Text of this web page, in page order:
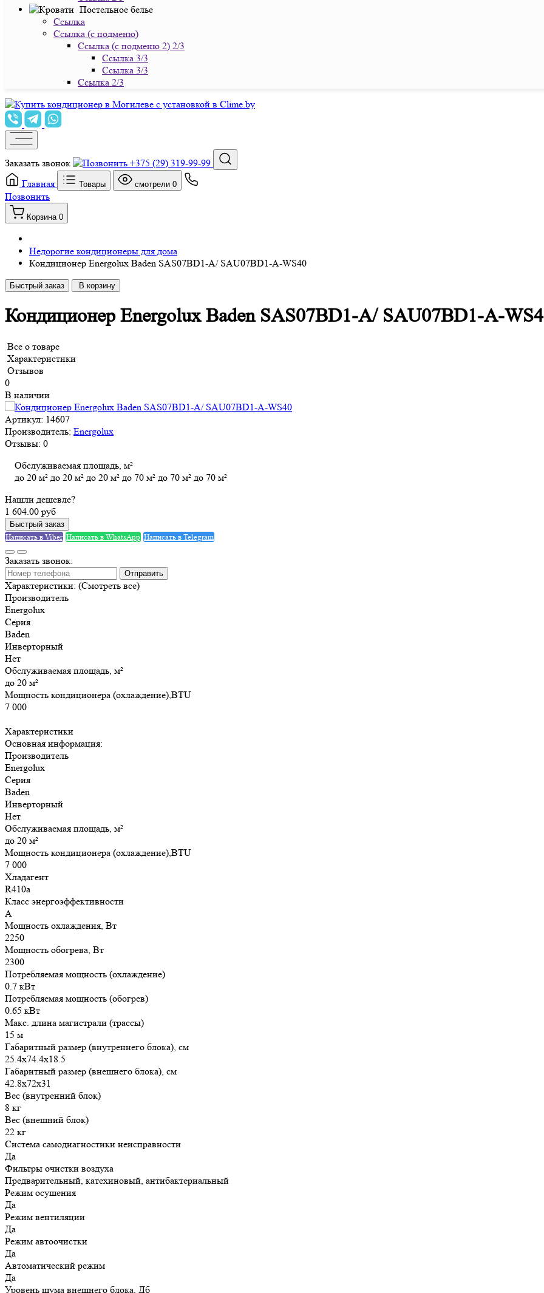
Постельное белье
Ссылка
Ссылка (с подменю)
Ссылка (с подменю 2) 2/3
Ссылка 3/3
Ссылка 3/3
Ссылка 2/3
Заказать звонок
+375 (29) 319-99-99
Главная
Товары смотрели 0
Позвонить
Корзина 0
Недорогие кондиционеры для дома
Кондиционер Energolux Baden SAS07BD1-A/ SAU07BD1-A-WS40
Быстрый заказ В корзину
Кондиционер Energolux Baden SAS07BD1-A/ SAU07BD1-A-
Все о товаре
Характеристики
Отзывов
0
В наличии
Артикул: 14607
Производитель: Energolux
Отзывы: 0
Обслуживаемая площадь, м²
до 20 м² до 20 м² до 20 м² до 70 м² до 70 м² до 70 м²
Нашли дешевле?
1 604.00 руб
Быстрый заказ
Написать в Viber Написать в WhatsApp Написать в Telegram
Заказать звонок:
Отправить
Характеристики: (Смотреть все)
Производитель
Energolux
Серия
Baden
Инверторный
Нет
Обслуживаемая площадь, м²
до 20 м²
Мощность кондиционера (охлаждение),BTU
7 000
Характеристики
Основная информация:
Производитель
Energolux
Серия
Baden
Инверторный
Нет
Обслуживаемая площадь, м²
до 20 м²
Мощность кондиционера (охлаждение),BTU
7 000
Хладагент
R410a
Класс энергоэффективности
A
Мощность охлаждения, Вт
2250
Мощность обогрева, Вт
2300
Потребляемая мощность (охлаждение)
0.7 кВт
Потребляемая мощность (обогрев)
0.65 кВт
Макс. длина магистрали (трассы)
15 м
Габаритный размер (внутреннего блока), см
25.4х74.4х18.5
Габаритный размер (внешнего блока), см
42.8х72х31
Вес (внутренний блок)
8 кг
Вес (внешний блок)
22 кг
Система самодиагностики неисправности
Да
Фильтры очистки воздуха
Предварительный, катехиновый, антибактериальный
Режим осушения
Да
Режим вентиляции
Да
Режим автоочистки
Да
Автоматический режим
Да
Уровень шума внешнего блока, Дб